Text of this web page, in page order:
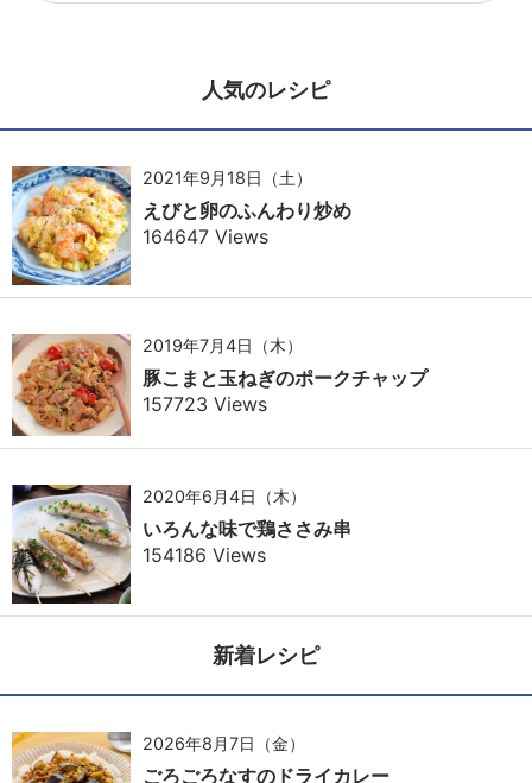
人気のレシピ
2021年9月18日（土）
えびと卵のふんわり炒め
164647 Views
2019年7月4日（木）
豚こまと玉ねぎのポークチャップ
157723 Views
2020年6月4日（木）
いろんな味で鶏ささみ串
154186 Views
新着レシピ
2026年8月7日（金）
ごろごろなすのドライカレー